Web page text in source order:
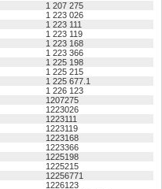
1 207 275
1 223 026
1 223 111
1 223 119
1 223 168
1 223 366
1 225 198
1 225 215
1 225 677.1
1 226 123
1207275
1223026
1223111
1223119
1223168
1223366
1225198
1225215
12256771
1226123